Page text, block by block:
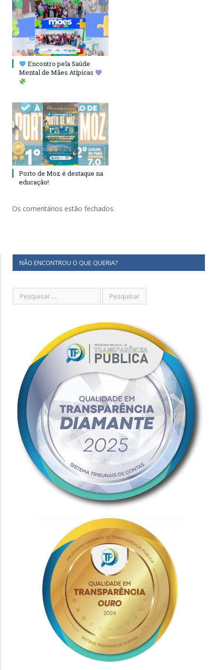
Encontro pela Saúde
Mental de Mães Atípicas
Porto de Moz é destaque na
educação!
Os comentários estão fechados.
NÃO ENCONTROU O QUE QUERIA?